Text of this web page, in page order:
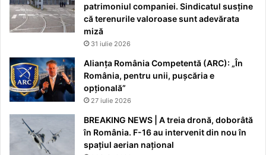
patrimoniul companiei. Sindicatul susține
că terenurile valoroase sunt adevărata
miză
31 iulie 2026
Alianța România Competentă (ARC): „În
România, pentru unii, pușcăria e
opțională”
27 iulie 2026
BREAKING NEWS | A treia dronă, doborâtă
în România. F-16 au intervenit din nou în
spațiul aerian național